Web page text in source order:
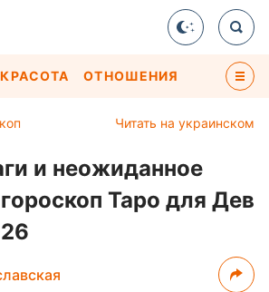
ОТНОШЕНИЯ
Читать на украинском
и неожиданное
Таро для Дев